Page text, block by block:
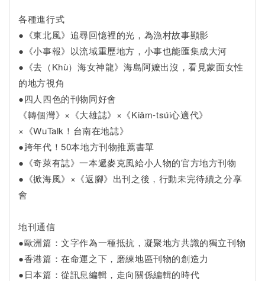
各種進行式
●《東北風》追尋回憶裡的光，為漁村故事顯影
●《小事報》以流域重歷地方，小事也能匯集成大河
●《去（Khù）海女神龍》海島阿嬤出沒，看見蒙面女性
的地方視角
●四人四色的刊物同好會
《轉個灣》×《大雄誌》×《Kiâm-tsúi心適代》
×《WuTalk！台南在地誌》
●跨年代！50本地方刊物推薦書單
●《奇萊有誌》一本遞麥克風給小人物的官方地方刊物
●《掀海風》×《返腳》出刊之後，行動未完待續之分享
會
地刊通信
●歐洲篇：文字作為一種抵抗，凝聚地方共識的獨立刊物
●香港篇：在命運之下，磨練地區刊物的創造力
●日本篇：從訊息編輯，走向關係編輯的時代